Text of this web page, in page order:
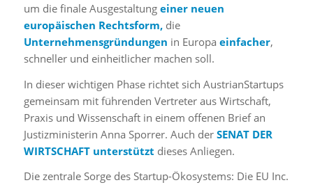
um die finale Ausgestaltung einer neuen
europäischen Rechtsform,die
Unternehmensgründungen in Europa einfacher,
schneller und einheitlicher machen soll.
In dieser wichtigen Phase richtet sich AustrianStartups
gemeinsam mit führenden Vertreter aus Wirtschaft,
Praxis und Wissenschaft in einem offenen Brief an
Justizministerin Anna Sporrer. Auch der SENAT DER
WIRTSCHAFT unterstützt dieses Anliegen.
Die zentrale Sorge des Startup-Ökosystems: Die EU Inc.